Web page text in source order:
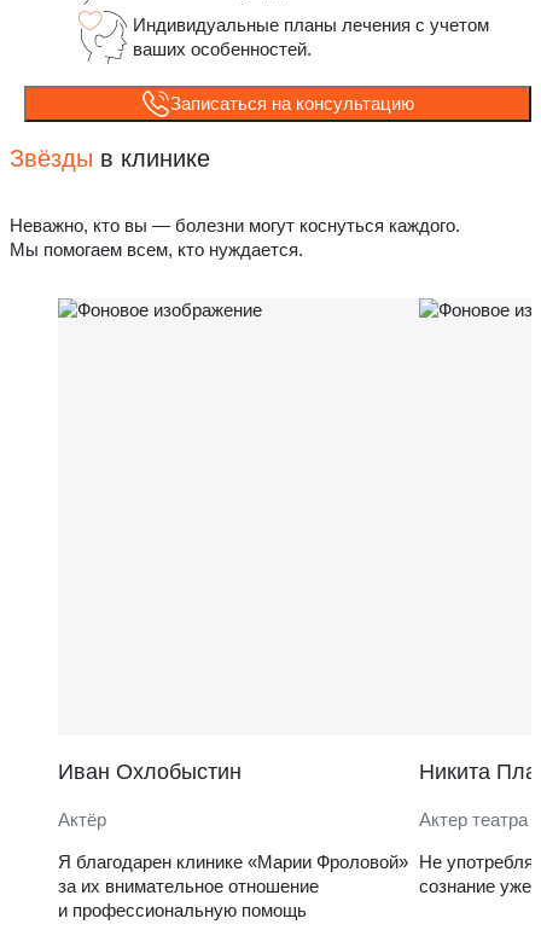
Индивидуальные планы лечения с учетом
ваших особенностей.
Записаться на консультацию
Звёзды в клинике
Неважно, кто вы — болезни могут коснуться каждого.
Мы помогаем всем, кто нуждается.
Иван Охлобыстин
Актёр
Я благодарен клинике «Марии Фроловой»
за их внимательное отношение
и профессиональную помощь
Никита
Актер театра
Не
сознание уже